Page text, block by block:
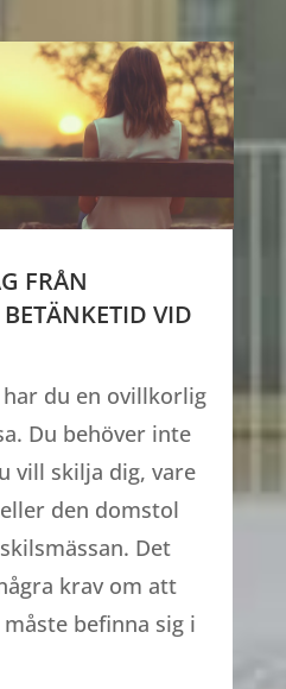
FRÅN
VID
har du en ovillkorlig
Du behöver inte
vill skilja dig, vare
den domstol
Det
krav om att
befinna sig i